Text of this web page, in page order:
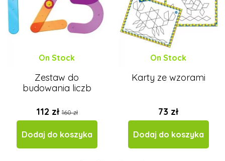
On Stock
Zestaw do
budowania liczb
112 zł160 zł
Dodaj do koszyka
On Stock
Karty ze wzorami
73 zł
Dodaj do koszyka